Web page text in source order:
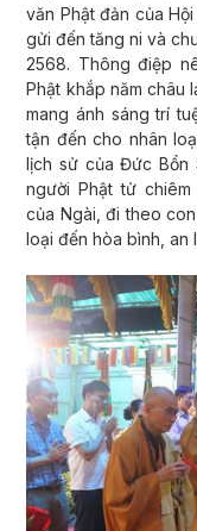
văn Phật đản của
gửi đến tăng ni và
2568. Thông điệp
Phật khắp năm châu
mang ánh sáng trí
tận đến cho nhân
lịch sử của Đức Bổn
người Phật tử
của Ngài, đi theo
loại đến hòa bình, an